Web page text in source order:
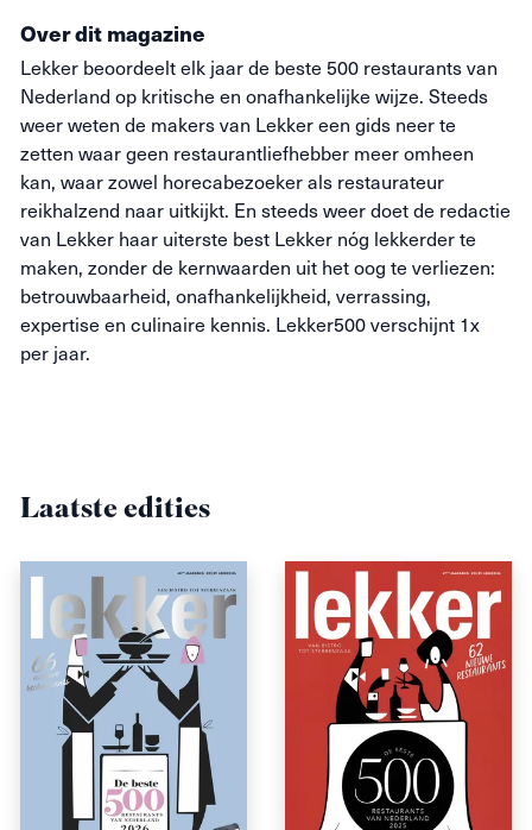
Over dit magazine
Lekker beoordeelt elk jaar de beste 500 restaurants van
Nederland op kritische en onafhankelijke wijze. Steeds
weer weten de makers van Lekker een gids neer te
zetten waar geen restaurantliefhebber meer omheen
kan, waar zowel horecabezoeker als restaurateur
reikhalzend naar uitkijkt. En steeds weer doet de redactie
van Lekker haar uiterste best Lekker nóg lekkerder te
maken, zonder de kernwaarden uit het oog te verliezen:
betrouwbaarheid, onafhankelijkheid, verrassing,
expertise en culinaire kennis. Lekker500 verschijnt 1x
per jaar.
Laatste edities